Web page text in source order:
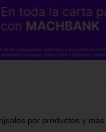
por productos y más